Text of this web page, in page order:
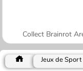
Collect Brainrot
Jeux de Sport